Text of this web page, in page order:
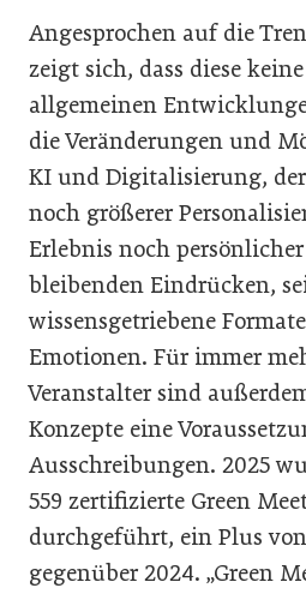
Angesprochen auf die
zeigt sich, dass diese
allgemeinen
die Veränderungen und
KI und Digitalisierung,
noch größerer
Erlebnis noch
bleibenden Eindrücken,
wissensgetriebene
Emotionen. Für immer
Veranstalter sind
Konzepte eine
Ausschreibungen. 2025
559 zertifizierte Green
durchgeführt, ein Plus
gegenüber 2024. „Green